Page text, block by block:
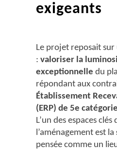
exigeants
Le projet reposait
: valoriser la
exceptionnelle du
répondant aux
Établissement
(ERP) de 5e catégorie
L’un des espaces clés
l’aménagement est la
pensée comme un